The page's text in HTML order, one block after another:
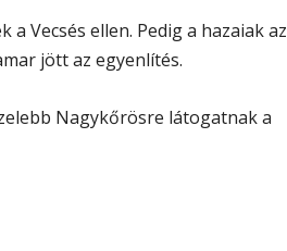
Vecsés ellen. Pedig a hazaiak az
jött az egyenlítés.
Nagykőrösre látogatnak a